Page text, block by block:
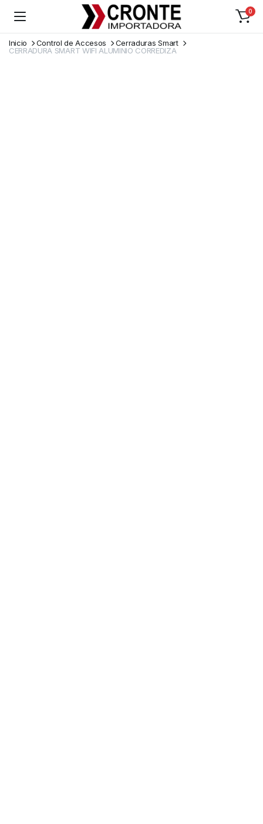
0
Inicio Control de Accesos
Cerraduras Smart
CERRADURA SMART WIFI ALUMINIO CORREDIZA